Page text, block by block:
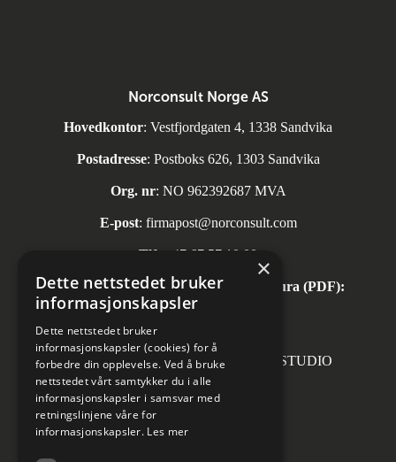
Norconsult Norge AS
Hovedkontor: Vestfjordgaten 4, 1338 Sandvika
Postadresse: Postboks 626, 1303 Sandvika
Org. nr: NO 962392687 MVA
E-post: firmapost@norconsult.com
Tlf: +47 67 57 10 00
Automatisk mottak av inngående faktura (PDF):
invoice.no@norconsult.com
Forsidefoto: RASMUS HJORTSHOJ STUDIO
×
Dette nettstedet bruker
informasjonskapsler
Dette nettstedet bruker
informasjonskapsler (cookies) for å
forbedre din opplevelse. Ved å bruke
nettstedet vårt samtykker du i alle
informasjonskapsler i samsvar med
retningslinjene våre for
informasjonskapsler. Les mer